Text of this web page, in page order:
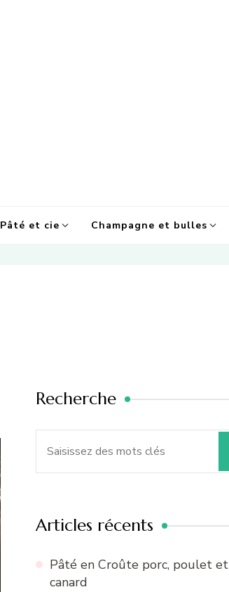
Pâté et cie Champagne et bulles
Recherche
Articles récents
Pâté en Croûte porc, poulet et
canard